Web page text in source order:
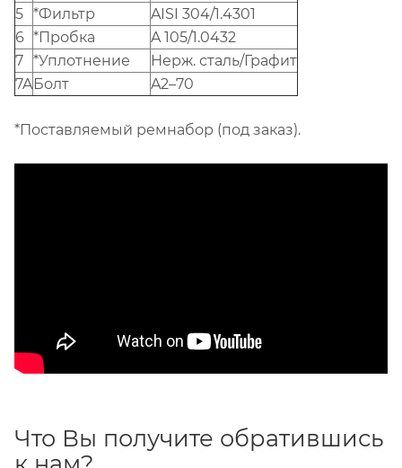
5 *Фильтр
AISI 304/1.4301
6 *Пробка
A 105/1.0432
7 *Уплотнение
Нерж. сталь/Графит
7AБолт A2–70
*Поставляемый ремнабор (под заказ).
Что Вы получите обратившись